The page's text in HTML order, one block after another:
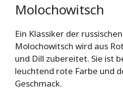
Molochowitsch
Ein Klassiker der
Molochowitsch wird aus
und Dill zubereitet. Sie ist
leuchtend rote Farbe und
Geschmack.